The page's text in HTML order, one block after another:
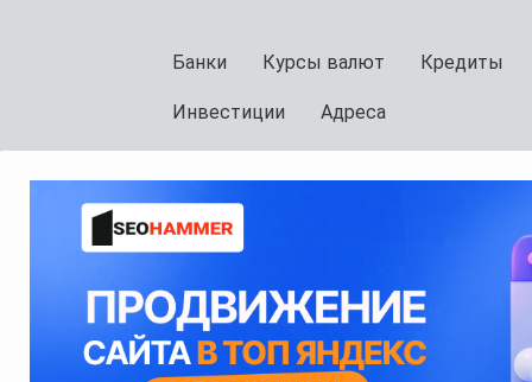
Банки Курсы валют Кредиты
Инвестиции Адреса